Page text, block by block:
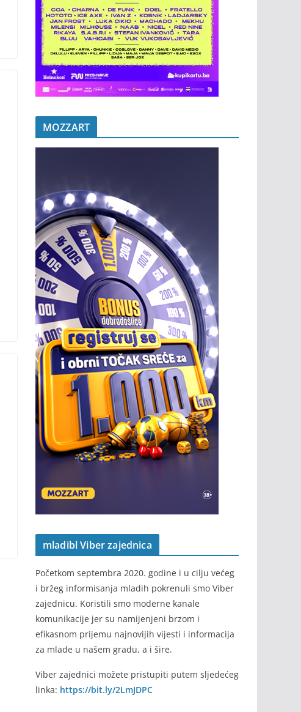
MOZZART
mladibl Viber zajednica
Početkom septembra 2020. godine i u cilju većeg
i bržeg informisanja mladih pokrenuli smo Viber
zajednicu. Koristili smo moderne kanale
komunikacije jer su namijenjeni brzom i
efikasnom prijemu najnovijih vijesti i informacija
za mlade u našem gradu, a i šire.
Viber zajednici možete pristupiti putem sljedećeg
linka: https://bit.ly/2LmJDPC